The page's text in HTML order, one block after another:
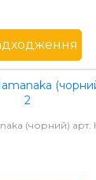
(чорний) арт.